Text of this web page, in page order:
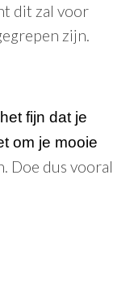
dit zal voor
zijn.
fijn dat je
om je mooie
Doe dus vooral